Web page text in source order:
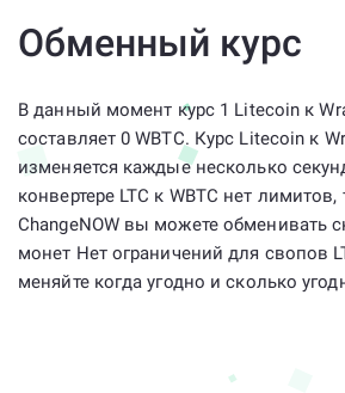
Обменный курс
В данный момент курс 1 Litecoin к
составляет 0 WBTC. Курс Litecoin к
изменяется каждые несколько
конвертере LTC к WBTC нет лимитов,
ChangeNOW вы можете обменивать
монет Нет ограничений для свопов
меняйте когда угодно и сколько